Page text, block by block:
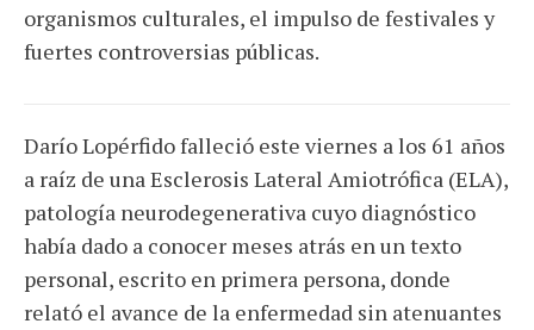
organismos culturales, el impulso de festivales y
fuertes controversias públicas.
Darío Lopérfido falleció este viernes a los 61 años
a raíz de una Esclerosis Lateral Amiotrófica (ELA),
patología neurodegenerativa cuyo diagnóstico
había dado a conocer meses atrás en un texto
personal, escrito en primera persona, donde
relató el avance de la enfermedad sin atenuantes